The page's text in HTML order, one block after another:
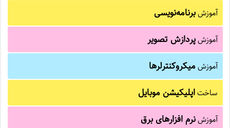
آموزشبرنامه‌نویسی
آموزشپردازش تصویر
آموزشمیکروکنترلرها
ساختاپلیکیشن موبایل
آموزشنرم افزارهای برق